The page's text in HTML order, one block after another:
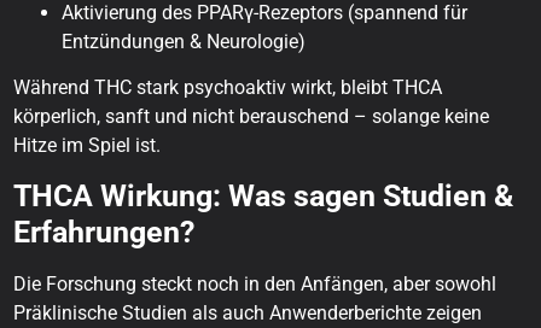
Aktivierung des PPARγ-Rezeptors (spannend für
Entzündungen & Neurologie)
Während THC stark psychoaktiv wirkt, bleibt THCA
körperlich, sanft und nicht berauschend – solange keine
Hitze im Spiel ist.
THCA Wirkung: Was sagen Studien &
Erfahrungen?
Die Forschung steckt noch in den Anfängen, aber sowohl
Präklinische Studien als auch Anwenderberichte zeigen